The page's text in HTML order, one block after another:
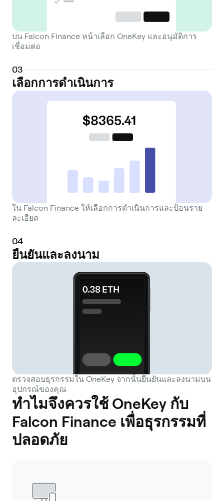
บน Falcon Finance หน้าเลือก OneKey และอนุมัติการ
เชื่อมต่อ
03
เลือกการดำเนินการ
ใน Falcon Finance ให้เลือกการดำเนินการและป้อนราย
ละเอียด
04
ยืนยันและลงนาม
ตรวจสอบธุรกรรมใน OneKey จากนั้นยืนยันและลงนามบน
อุปกรณ์ของคุณ
ทำไมจึงควรใช้ OneKey กับ
Falcon Finance เพื่อธุรกรรมที่
ปลอดภัย